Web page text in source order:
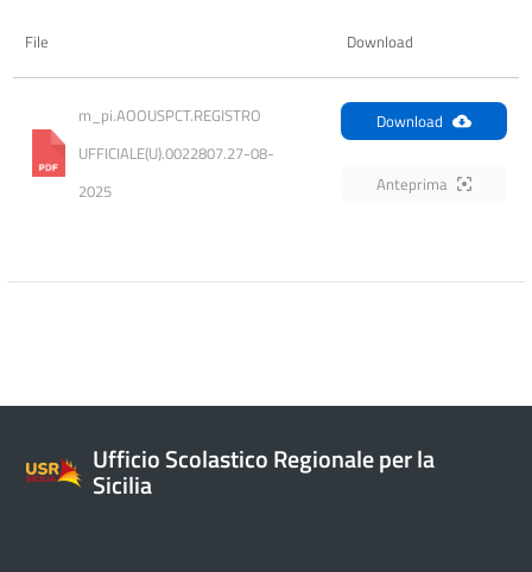
File Download
m_pi.AOOUSPCT.REGISTRO
UFFICIALE(U).0022807.27-08-
2025
Download
Anteprima
Ufficio Scolastico Regionale per la
Sicilia